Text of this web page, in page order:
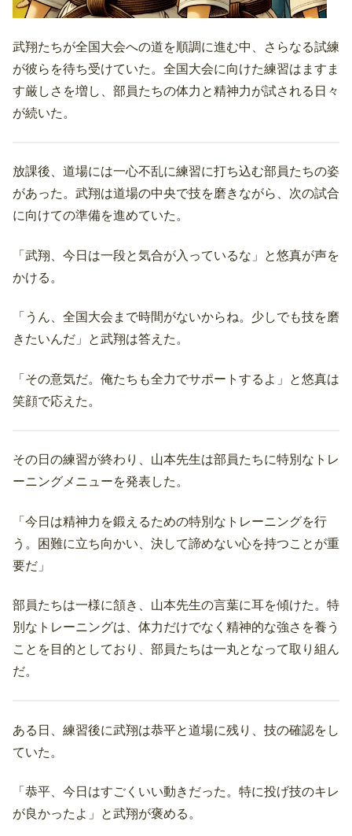
武翔たちが全国大会への道を順調に進む中、さらなる試練
が彼らを待ち受けていた。全国大会に向けた練習はますま
す厳しさを増し、部員たちの体力と精神力が試される日々
が続いた。
放課後、道場には一心不乱に練習に打ち込む部員たちの姿
があった。武翔は道場の中央で技を磨きながら、次の試合
に向けての準備を進めていた。
「武翔、今日は一段と気合が入っているな」と悠真が声を
かける。
「うん、全国大会まで時間がないからね。少しでも技を磨
きたいんだ」と武翔は答えた。
「その意気だ。俺たちも全力でサポートするよ」と悠真は
笑顔で応えた。
その日の練習が終わり、山本先生は部員たちに特別なトレ
ーニングメニューを発表した。
「今日は精神力を鍛えるための特別なトレーニングを行
う。困難に立ち向かい、決して諦めない心を持つことが重
要だ」
部員たちは一様に頷き、山本先生の言葉に耳を傾けた。特
別なトレーニングは、体力だけでなく精神的な強さを養う
ことを目的としており、部員たちは一丸となって取り組ん
だ。
ある日、練習後に武翔は恭平と道場に残り、技の確認をし
ていた。
「恭平、今日はすごくいい動きだった。特に投げ技のキレ
が良かったよ」と武翔が褒める。